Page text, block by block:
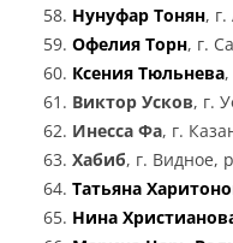
Нунуфар Тонян,
Офелия Торн, г.
Ксения Тюльнева
Виктор Усков, г.
Инесса Фа, г.
Хабиб, г. Видное,
Татьяна
Нина